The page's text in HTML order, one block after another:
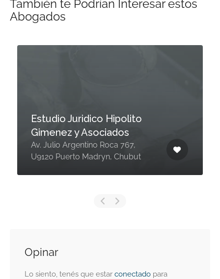
También te Podrían Interesar estos
Abogados
Estudio Juridico Hipolito
Gimenez y Asociados
Av. Julio Argentino Roca 767,
U9120 Puerto Madryn, Chubut
Opinar
Lo siento, tenés que estar conectado para